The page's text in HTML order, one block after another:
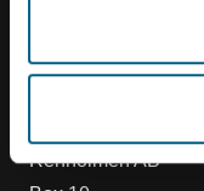
Renholmen AB